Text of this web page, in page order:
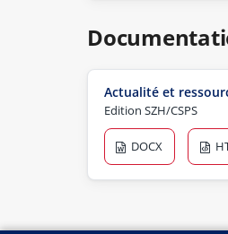
Actualité et
Edition SZH/CSPS
DOCX